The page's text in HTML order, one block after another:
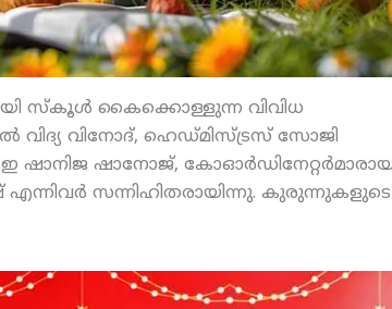
സ്‌കൂള്‍ കൈക്കൊള്ളുന്ന വിവിധ
വിദ്യ വിനോദ്, ഹെഡ്മിസ്ട്രസ് സോജി
ഷാനിജ ഷാനോജ്,
സന്നിഹിതരായിന്നു. കുരുന്നുകളുടെ